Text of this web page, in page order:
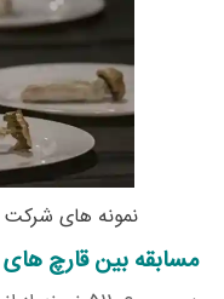
نمونه های شرکت
مسابقه بین قارچ